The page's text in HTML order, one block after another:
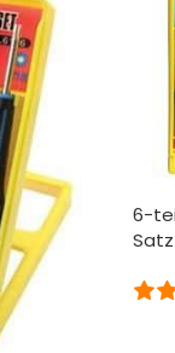
6-
Satz